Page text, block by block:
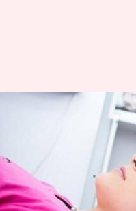
Siapkan
Berpesta:
Yang Perlu
menulis Sep 28,